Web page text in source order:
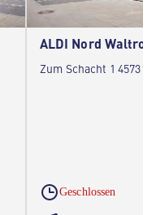
ALDI Nord Waltrop
Zum Schacht 1 45731
Geschlossen